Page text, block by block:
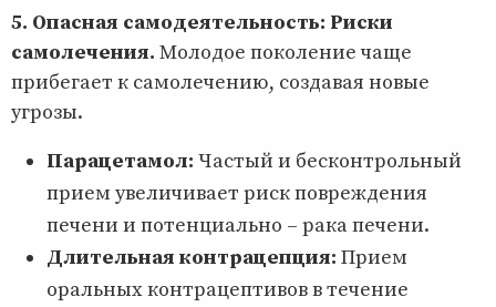
5. Опасная самодеятельность: Риски
самолечения. Молодое поколение чаще
прибегает к самолечению, создавая новые
угрозы.
Парацетамол: Частый и бесконтрольный
прием увеличивает риск повреждения
печени и потенциально – рака печени.
Длительная контрацепция: Прием
оральных контрацептивов в течение